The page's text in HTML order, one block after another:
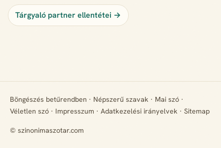
Tárgyaló partner ellentétei →
Böngészés betűrendben · Népszerű szavak · Mai szó ·
Véletlen szó · Impresszum · Adatkezelési irányelvek · Sitemap
© szinonimaszotar.com